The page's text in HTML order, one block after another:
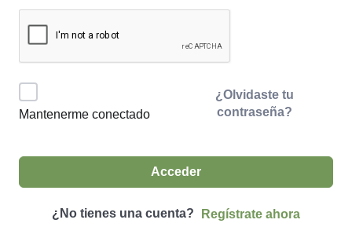
Mantenerme conectado
¿Olvidaste tu
contraseña?
Acceder
¿No tienes una cuenta? Regístrate ahora